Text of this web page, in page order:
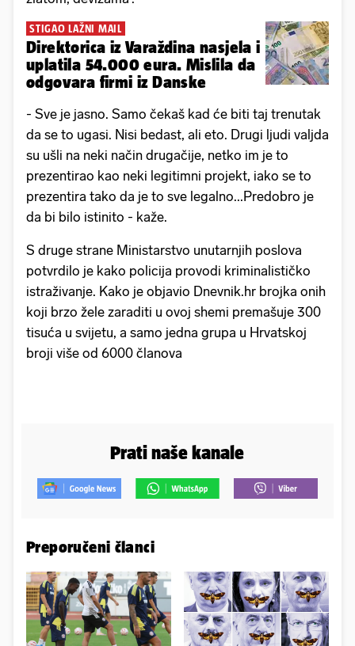
STIGAO LAŽNI MAIL
Direktorica iz Varaždina nasjela i
uplatila 54.000 eura. Mislila da
odgovara firmi iz Danske
- Sve je jasno. Samo čekaš kad će biti taj trenutak
da se to ugasi. Nisi bedast, ali eto. Drugi ljudi valjda
su ušli na neki način drugačije, netko im je to
prezentirao kao neki legitimni projekt, iako se to
prezentira tako da je to sve legalno...Predobro je
da bi bilo istinito - kaže.
S druge strane Ministarstvo unutarnjih poslova
potvrdilo je kako policija provodi kriminalističko
istraživanje. Kako je objavio Dnevnik.hr brojka onih
koji brzo žele zaraditi u ovoj shemi premašuje 300
tisuća u svijetu, a samo jedna grupa u Hrvatskoj
broji više od 6000 članova
Prati naše kanale
Preporučeni članci